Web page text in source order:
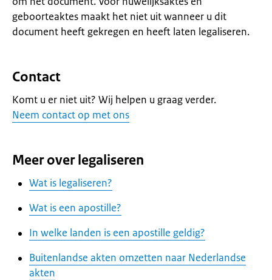
geboorteaktes maakt het niet uit wanneer u dit
document heeft gekregen en heeft laten legaliseren.
Contact
Komt u er niet uit? Wij helpen u graag verder.
Neem contact op met ons
Meer over legaliseren
Wat is legaliseren?
Wat is een apostille?
In welke landen is een apostille geldig?
Buitenlandse akten omzetten naar Nederlandse
akten